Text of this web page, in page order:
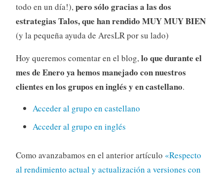
todo en un día!),pero sólo gracias a las dos
estrategias Talos, que han rendido MUY MUY BIEN
(y la pequeña ayuda de AresLR por su lado)
Hoy queremos comentar en el blog,lo que durante el
mes de Enero ya hemos manejado con nuestros
clientes en los grupos en inglés y en castellano.
Acceder al grupo en castellano
Acceder al grupo en inglés
Como avanzabamos en el anterior artículo «Respecto
al rendimiento actual y actualización a versiones con